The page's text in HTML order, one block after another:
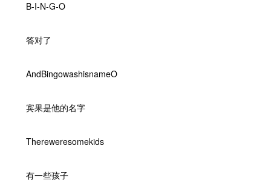
B-I-N-G-O
答对了
AndBingowashisnameO
宾果是他的名字
Thereweresomekids
有一些孩子